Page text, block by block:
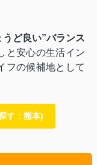
ど良い”バランス
と安心の生活イン
フの候補地として
す：熊本)